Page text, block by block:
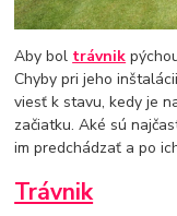
Aby bol trávnik
Chyby pri jeho
viesť k stavu, kedy je
začiatku. Aké sú
im predchádzať a po
Trávnik